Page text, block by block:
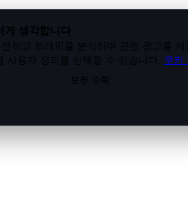
게 생각합니다
선하고 트래픽을 분석하며 관련 광고를
사용자 정의를 선택할 수 있습니다. 쿠키